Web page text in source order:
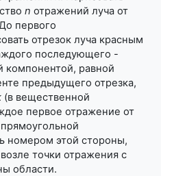
n отражений луча от
первого
отрезок луча красным
последующего -
компонентой, равной
предыдущего отрезка,
(в вещественной
первое отражение от
номером этой стороны,
точки отражения с
области.